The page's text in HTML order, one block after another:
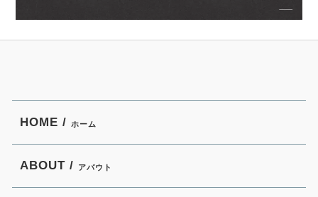
HOME / ホーム
ABOUT / アバウト